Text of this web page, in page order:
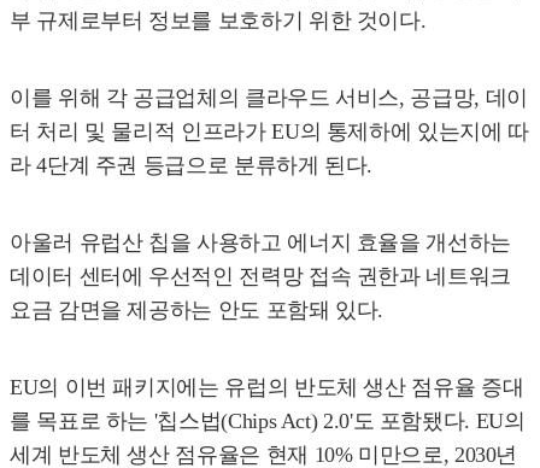
부 규제로부터 정보를 보호하기 위한 것이다.
이를 위해 각 공급업체의 클라우드 서비스, 공급망, 데이
터 처리 및 물리적 인프라가 EU의 통제하에 있는지에 따
라 4단계 주권 등급으로 분류하게 된다.
아울러 유럽산 칩을 사용하고 에너지 효율을 개선하는
데이터 센터에 우선적인 전력망 접속 권한과 네트워크
요금 감면을 제공하는 안도 포함돼 있다.
EU의 이번 패키지에는 유럽의 반도체 생산 점유율 증대
를 목표로 하는 '칩스법(Chips Act) 2.0'도 포함됐다. EU의
세계 반도체 생산 점유율은 현재 10% 미만으로, 2030년